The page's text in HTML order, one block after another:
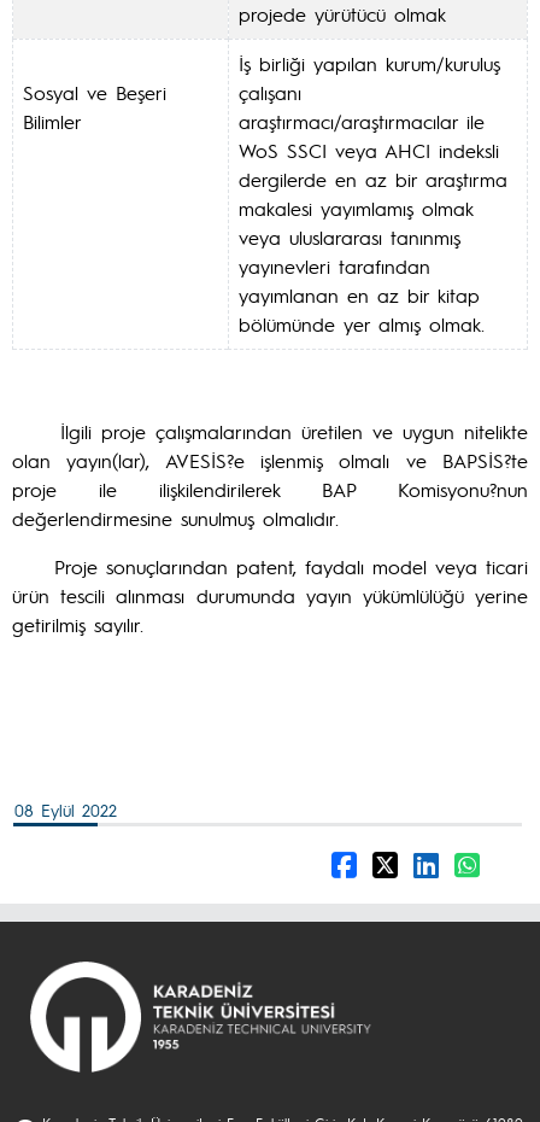
projede yürütücü olmak
Sosyal ve Beşeri
Bilimler
İş birliği yapılan kurum/kuruluş
çalışanı
araştırmacı/araştırmacılar ile
WoS SSCI veya AHCI indeksli
dergilerde en az bir araştırma
makalesi yayımlamış olmak
veya uluslararası tanınmış
yayınevleri tarafından
yayımlanan en az bir kitap
bölümünde yer almış olmak.
İlgili proje çalışmalarından üretilen ve uygun nitelikte
olan yayın(lar), AVESİS?e işlenmiş olmalı ve BAPSİS?te
proje ile ilişkilendirilerek BAP Komisyonu?nun
değerlendirmesine sunulmuş olmalıdır.
Proje sonuçlarından patent, faydalı model veya ticari
ürün tescili alınması durumunda yayın yükümlülüğü yerine
getirilmiş sayılır.
08 Eylül 2022